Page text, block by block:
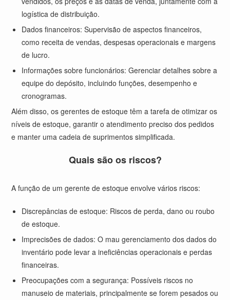
logística de distribuição.
Dados financeiros: Supervisão de aspectos financeiros,
como receita de vendas, despesas operacionais e margens
de lucro.
Informações sobre funcionários: Gerenciar detalhes sobre a
equipe do depósito, incluindo funções, desempenho e
cronogramas.
Além disso, os gerentes de estoque têm a tarefa de otimizar os
níveis de estoque, garantir o atendimento preciso dos pedidos
e manter uma cadeia de suprimentos simplificada.
Quais são os riscos?
A função de um gerente de estoque envolve vários riscos:
Discrepâncias de estoque: Riscos de perda, dano ou roubo
de estoque.
Imprecisões de dados: O mau gerenciamento dos dados do
inventário pode levar a ineficiências operacionais e perdas
financeiras.
Preocupações com a segurança: Possíveis riscos no
manuseio de materiais, principalmente se forem pesados ou